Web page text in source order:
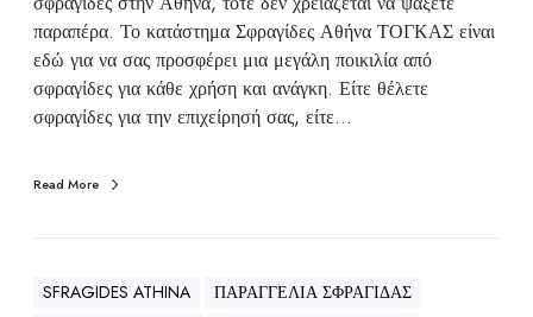
παραπέρα. Το κατάστημα Σφραγίδες Αθήνα ΤΟΓΚΑΣ είναι
εδώ για να σας προσφέρει μια μεγάλη ποικιλία από
σφραγίδες για κάθε χρήση και ανάγκη. Είτε θέλετε
σφραγίδες για την επιχείρησή σας, είτε…
Read More
SFRAGIDES ATHINA ΠΑΡΑΓΓΕΛΙΑ ΣΦΡΑΓΙΔΑΣ